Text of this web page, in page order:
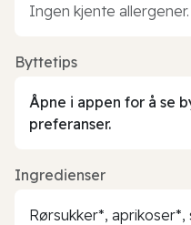
Ingen kjente allergener.
Byttetips
Åpne i appen for å se
preferanser.
Ingredienser
Rørsukker*,